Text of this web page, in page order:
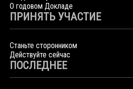
О годовом Докладе
ПРИНЯТЬ УЧАСТИЕ
Станьте сторонником
Действуйте сейчас
ПОСЛЕДНЕЕ